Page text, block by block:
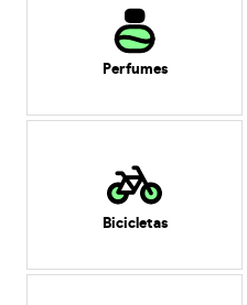
Perfumes
Bicicletas